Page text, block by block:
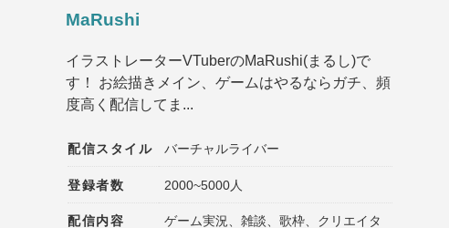
MaRushi
イラストレーターVTuberのMaRushi(まるし)で
す！ お絵描きメイン、ゲームはやるならガチ、頻
度高く配信してま...
配信スタイル バーチャルライバー
登録者数 2000~5000人
配信内容
ゲーム実況、雑談、歌枠、クリエイタ